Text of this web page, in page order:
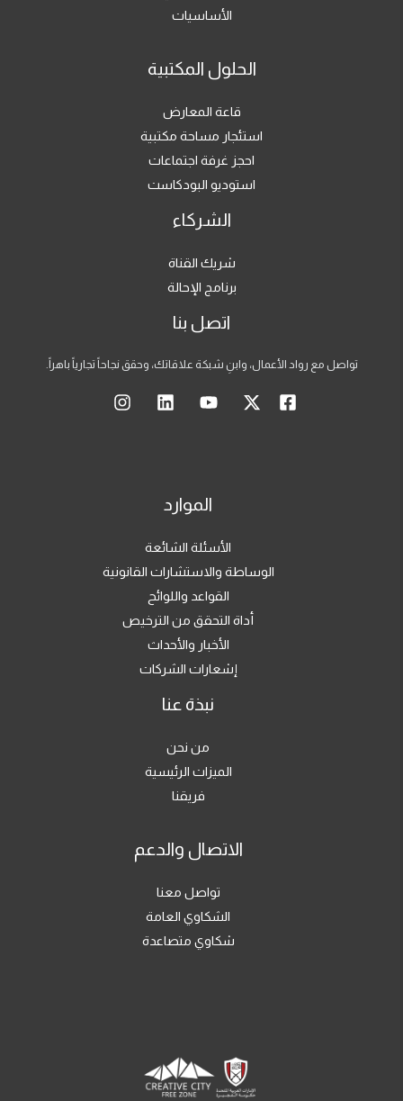
الأساسيات
الحلول المكتبية
قاعة المعارض
استئجار مساحة مكتبية
احجز غرفة اجتماعات
استوديو البودكاست
الشركاء
شريك القناة
برنامج الإحالة
اتصل بنا
تواصل مع رواد الأعمال، وابنِ شبكة علاقاتك، وحقق نجاحاً تجارياً باهراً.
الموارد
الأسئلة الشائعة
الوساطة والاستشارات القانونية
القواعد واللوائح
أداة التحقق من الترخيص
الأخبار والأحداث
إشعارات الشركات
نبذة عنا
من نحن
الميزات الرئيسية
فريقنا
الاتصال والدعم
تواصل معنا
الشكاوي العامة
شكاوي متصاعدة